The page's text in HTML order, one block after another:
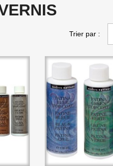
Trier par :